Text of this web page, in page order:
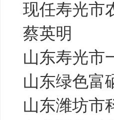
现任寿光市
蔡英明
山东寿光市
山东绿色富
山东潍坊市